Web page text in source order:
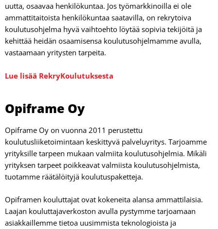
uutta, osaavaa henkilökuntaa. Jos työmarkkinoilla ei ole
ammattitaitoista henkilökuntaa saatavilla, on rekrytoiva
koulutusohjelma hyvä vaihtoehto löytää sopivia tekijöitä ja
kehittää heidän osaamisensa koulutusohjelmamme avulla,
vastaamaan yritysten tarpeita.
Lue lisää RekryKoulutuksesta
Opiframe Oy
Opiframe Oy on vuonna 2011 perustettu
koulutusliiketoimintaan keskittyvä palveluyritys. Tarjoamme
yrityksille tarpeen mukaan valmiita koulutusohjelmia. Mikäli
yrityksen tarpeet poikkeavat valmiista koulutusohjelmista,
tuotamme räätälöityjä koulutuspaketteja.
Opiframen kouluttajat ovat kokeneita alansa ammattilaisia.
Laajan kouluttajaverkoston avulla pystymme tarjoamaan
asiakkaillemme tietoa uusimmista teknologioista ja